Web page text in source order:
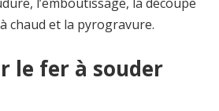
chaud et la pyrogravure.
le fer à souder